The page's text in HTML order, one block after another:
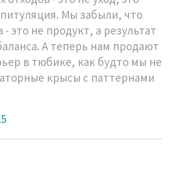
Мы забыли, что
это не продукт, а результат
А теперь нам продают
в тюбике, как будто мы не
крысы с паттернами